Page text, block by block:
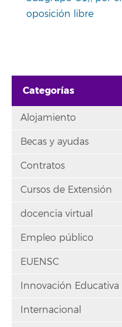
oposición libre
Categorías
Alojamiento
Becas y ayudas
Contratos
Cursos de Extensión
docencia virtual
Empleo público
EUENSC
Innovación Educativa
Internacional